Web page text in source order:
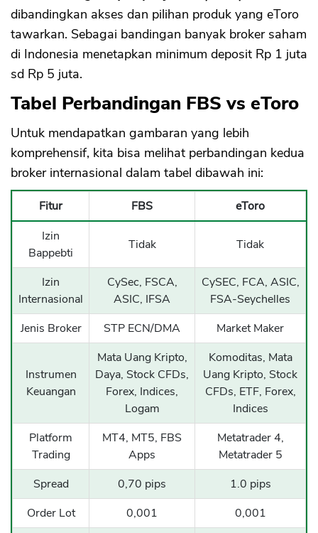
dibandingkan akses dan pilihan produk yang eToro
tawarkan. Sebagai bandingan banyak broker saham
di Indonesia menetapkan minimum deposit Rp 1 juta
sd Rp 5 juta.
Tabel Perbandingan FBS vs eToro
Untuk mendapatkan gambaran yang lebih
komprehensif, kita bisa melihat perbandingan kedua
broker internasional dalam tabel dibawah ini:
Fitur FBS
eToro
Izin
Bappebti
Tidak Tidak
Izin
Internasional
CySec, FSCA,
ASIC, IFSA
CySEC, FCA, ASIC,
FSA-Seychelles
Jenis Broker
STP ECN/DMA Market Maker
Instrumen
Keuangan
Mata Uang Kripto,
Daya, Stock CFDs,
Forex, Indices,
Logam
Komoditas, Mata
Uang Kripto, Stock
CFDs, ETF, Forex,
Indices
Platform
Trading
MT4, MT5, FBS
Apps
Metatrader 4,
Metatrader 5
Spread
0,70 pips
1.0 pips
Order Lot
0,001
0,001